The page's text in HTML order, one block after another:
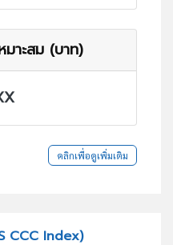
มาะสม (บาท)
คลิกเพื่อดูเพิ่มเติม
CCC Index)